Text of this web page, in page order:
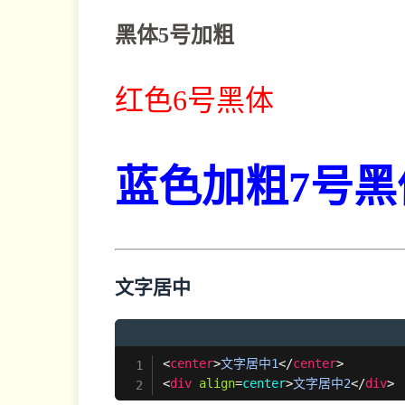
黑体5号加粗
红色6号黑体
蓝色加粗7号
文字居中
<center>文字居中1</center>
<div align=center>文字居中2</div>